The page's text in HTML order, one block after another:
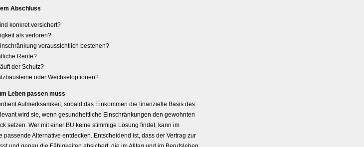
Abschluss
konkret versichert?
als verloren?
voraussichtlich bestehen?
Rente?
der Schutz?
oder Wechseloptionen?
Leben passen muss
Aufmerksamkeit, sobald das Einkommen die finanzielle Basis des
wird sie, wenn gesundheitliche Einschränkungen den gewohnten
setzen. Wer mit einer BU keine stimmige Lösung findet, kann im
passende Alternative entdecken. Entscheidend ist, dass der Vertrag zur